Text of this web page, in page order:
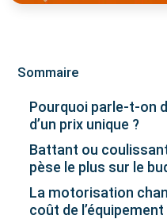
Sommaire
Pourquoi parle-t-on
d’un prix unique ?
Battant ou
pèse le plus sur le
La motorisation
coût de l’équipement